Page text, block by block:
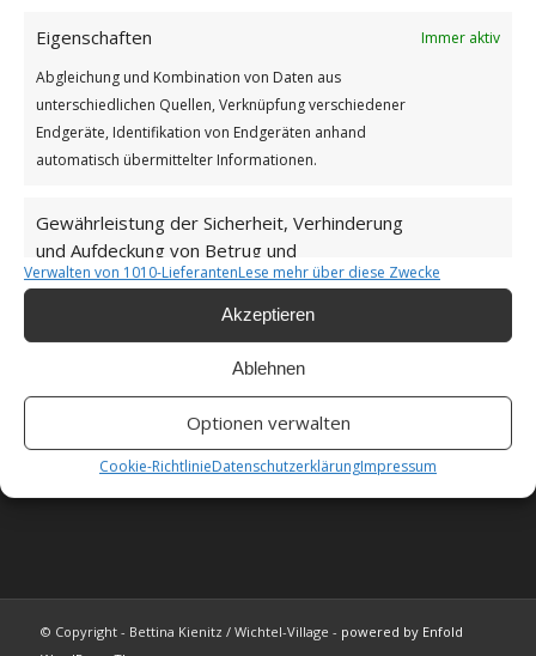
Eigenschaften
Immer aktiv
Abgleichung und Kombination von Daten aus
unterschiedlichen Quellen, Verknüpfung verschiedener
Endgeräte, Identifikation von Endgeräten anhand
automatisch übermittelter Informationen.
Gewährleistung der Sicherheit, Verhinderung
und Aufdeckung von Betrug und
Fehlerbehebung, Bereitstellung und Anzeige
von Werbung und Inhalten.
Immer aktiv
Verwalten von 1010-LieferantenLese mehr über diese Zwecke
Akzeptieren
Ablehnen
Optionen verwalten
Cookie-RichtlinieDatenschutzerklärungImpressum
Datenschutzerklärung
Haftungsausschluss
Verkäufen.
FAQ
© Copyright - Bettina Kienitz / Wichtel-Village - powered by Enfold